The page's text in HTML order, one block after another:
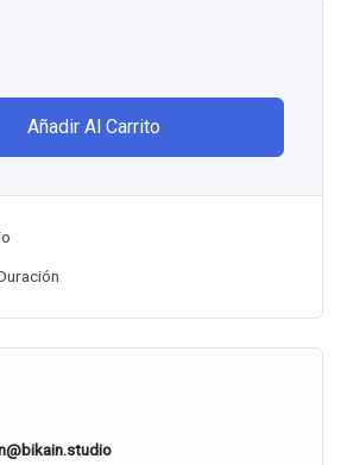
Añadir Al Carrito